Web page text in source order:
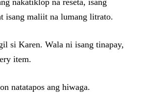
nakatiklop na reseta, isang
isang maliit na lumang litrato.
si Karen. Wala ni isang tinapay,
item.
natatapos ang hiwaga.